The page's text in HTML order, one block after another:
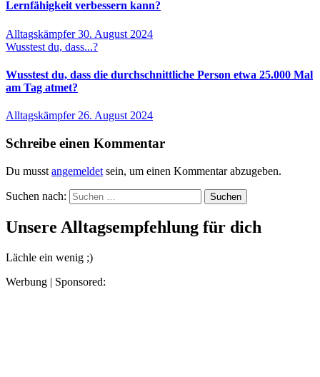
Lernfähigkeit verbessern kann?
Alltagskämpfer30. August 2024
Wusstest du, dass...?
Wusstest du, dass die durchschnittliche Person etwa 25.000 Mal
am Tag atmet?
Alltagskämpfer 26. August 2024
Schreibe einen Kommentar
Du musst angemeldet sein, um einen Kommentar abzugeben.
Suchen nach:
Unsere Alltagsempfehlung für dich
Lächle ein wenig ;)
Werbung | Sponsored: